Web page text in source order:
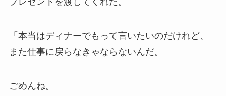
「本当はディナーでもって言いたいのだけれど、
また仕事に戻らなきゃならないんだ。
ごめんね。